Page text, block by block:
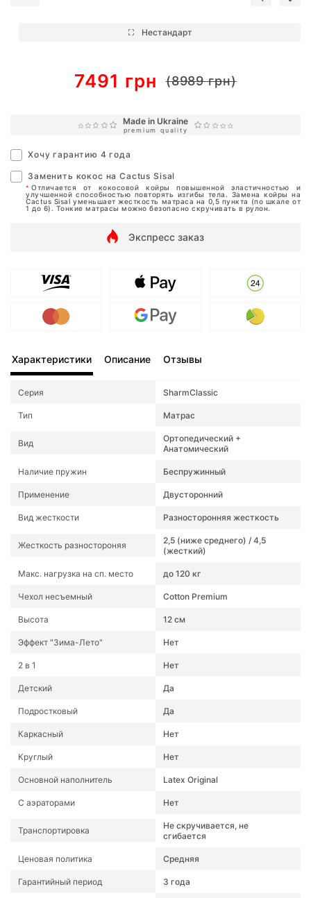
Нестандарт
7491 грн (8989 грн)
Made in Ukraine
premium quality
Хочу гарантию 4 года
Заменить кокос на Cactus Sisal
* Отличается от кокосовой койры повышенной эластичностью и
улучшенной способностью повторять изгибы тела. Замена койры на
Cactus Sisal уменьшает жесткость матраса на 0,5 пункта (по шкале от
1 до 6). Тонкие матрасы можно безопасно скручивать в рулон.
Экспресс заказ
Характеристики Описание Отзывы
Серия SharmClassic
Тип Матрас
Вид
Ортопедический +
Анатомический
Наличие пружин Беспружинный
Применение Двусторонний
Вид жесткости Разносторонняя жесткость
Жесткость разностороняя
2,5 (ниже среднего) / 4,5
(жесткий)
Макс. нагрузка на сп. место до 120 кг
Чехол несъемный Cotton Premium
Высота 12 см
Эффект "Зима-Лето" Нет
2 в 1 Нет
Детский Да
Подростковый Да
Каркасный Нет
Круглый Нет
Основной наполнитель Latex Original
С аэраторами Нет
Транспортировка
Не скручивается, не
сгибается
Ценовая политика Средняя
Гарантийный период 3 года